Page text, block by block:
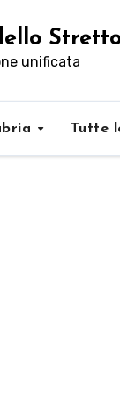
unificata
Tutte